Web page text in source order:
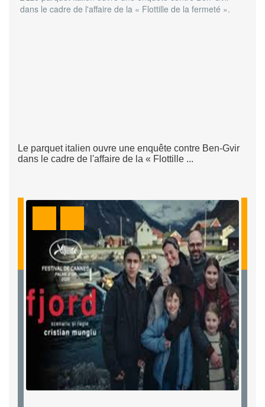
Le parquet italien ouvre une enquête contre Ben-Gvir
dans le cadre de l'affaire de la « Flottille ...